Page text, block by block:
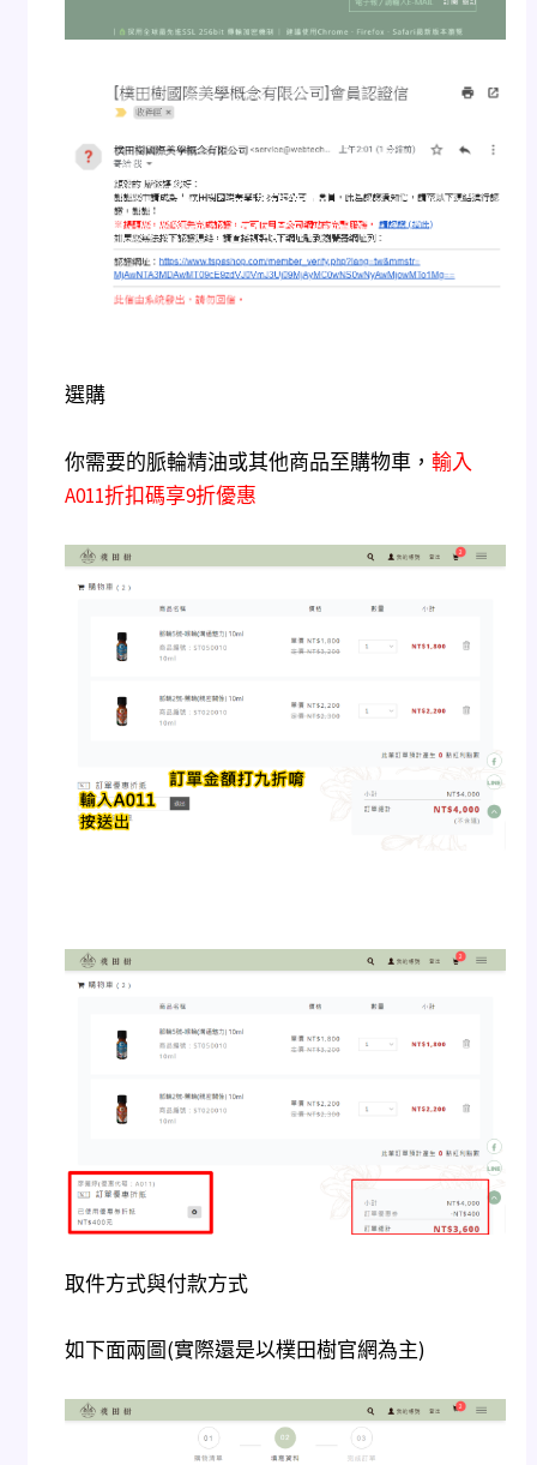
選購
你需要的脈輪精油或其他商品至購物車， 輸入
A011折扣碼享9折優惠
取件方式與付款方式
如下面兩圖(實際還是以樸田樹官網為主)